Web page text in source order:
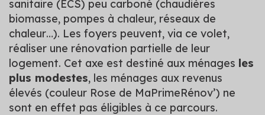
sanitaire (ECS) peu carboné (chaudières
biomasse, pompes à chaleur, réseaux de
chaleur…). Les foyers peuvent, via ce volet,
réaliser une rénovation partielle de leur
logement. Cet axe est destiné aux ménages les
plus modestes, les ménages aux revenus
élevés (couleur Rose de MaPrimeRénov’) ne
sont en effet pas éligibles à ce parcours.